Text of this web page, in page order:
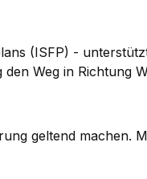
(ISFP) -
Weg in Richtung
geltend machen.